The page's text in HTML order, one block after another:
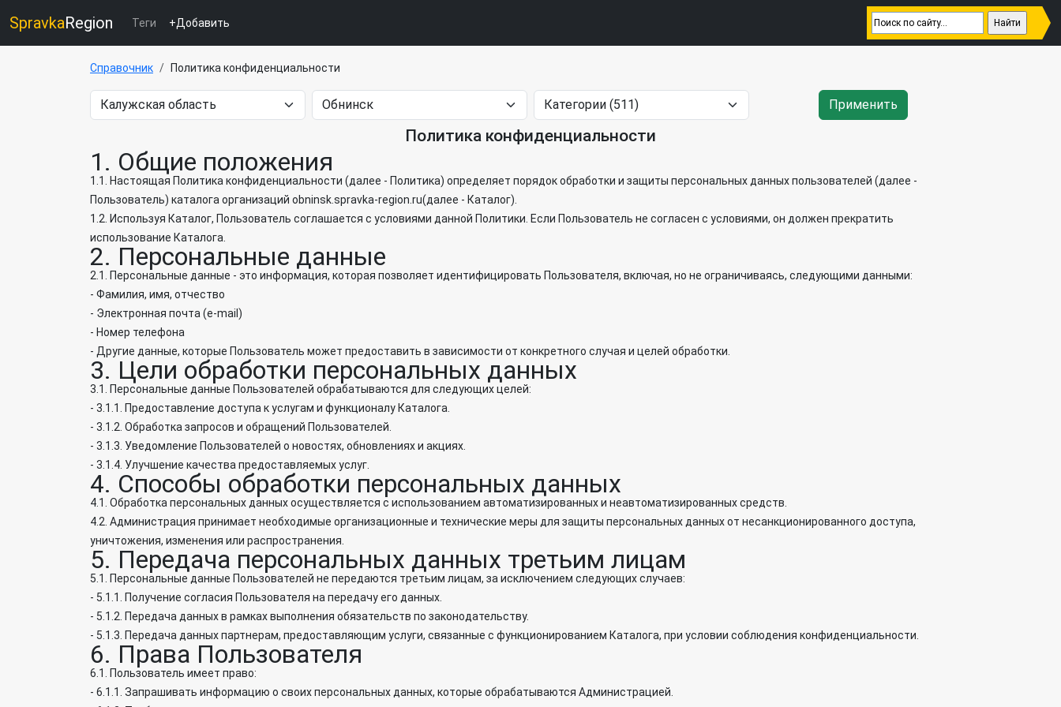
SpravkaRegion Теги +Добавить
Справочник Политика конфиденциальности
Применить
Политика конфиденциальности
1. Общие положения
1.1. Настоящая Политика конфиденциальности (далее - Политика) определяет порядок обработки и защиты персональных данных пользователей (далее -
Пользователь) каталога организаций obninsk.spravka-region.ru(далее - Каталог).
1.2. Используя Каталог, Пользователь соглашается с условиями данной Политики. Если Пользователь не согласен с условиями, он должен прекратить
использование Каталога.
2. Персональные данные
2.1. Персональные данные - это информация, которая позволяет идентифицировать Пользователя, включая, но не ограничиваясь, следующими данными:
- Фамилия, имя, отчество
- Электронная почта (e-mail)
- Номер телефона
- Другие данные, которые Пользователь может предоставить в зависимости от конкретного случая и целей обработки.
3. Цели обработки персональных данных
3.1. Персональные данные Пользователей обрабатываются для следующих целей:
- 3.1.1. Предоставление доступа к услугам и функционалу Каталога.
- 3.1.2. Обработка запросов и обращений Пользователей.
- 3.1.3. Уведомление Пользователей о новостях, обновлениях и акциях.
- 3.1.4. Улучшение качества предоставляемых услуг.
4. Способы обработки персональных данных
4.1. Обработка персональных данных осуществляется с использованием автоматизированных и неавтоматизированных средств.
4.2. Администрация принимает необходимые организационные и технические меры для защиты персональных данных от несанкционированного доступа,
уничтожения, изменения или распространения.
5. Передача персональных данных третьим лицам
5.1. Персональные данные Пользователей не передаются третьим лицам, за исключением следующих случаев:
- 5.1.1. Получение согласия Пользователя на передачу его данных.
- 5.1.2. Передача данных в рамках выполнения обязательств по законодательству.
- 5.1.3. Передача данных партнерам, предоставляющим услуги, связанные с функционированием Каталога, при условии соблюдения конфиденциальности.
6. Права Пользователя
6.1. Пользователь имеет право:
- 6.1.1. Запрашивать информацию о своих персональных данных, которые обрабатываются Администрацией.